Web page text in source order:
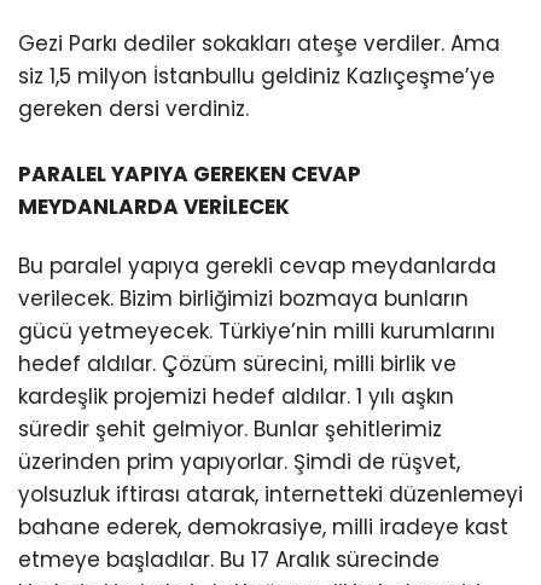
Gezi Parkı dediler sokakları ateşe verdiler. Ama
siz 1,5 milyon İstanbullu geldiniz Kazlıçeşme’ye
gereken dersi verdiniz.
PARALEL YAPIYA GEREKEN CEVAP
MEYDANLARDA VERİLECEK
Bu paralel yapıya gerekli cevap meydanlarda
verilecek. Bizim birliğimizi bozmaya bunların
gücü yetmeyecek. Türkiye’nin milli kurumlarını
hedef aldılar. Çözüm sürecini, milli birlik ve
kardeşlik projemizi hedef aldılar. 1 yılı aşkın
süredir şehit gelmiyor. Bunlar şehitlerimiz
üzerinden prim yapıyorlar. Şimdi de rüşvet,
yolsuzluk iftirası atarak, internetteki düzenlemeyi
bahane ederek, demokrasiye, milli iradeye kast
etmeye başladılar. Bu 17 Aralık sürecinde